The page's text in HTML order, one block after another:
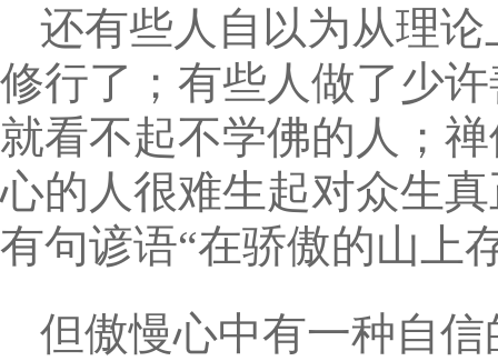
还有些人自以为从理
修行了；有些人做了少
就看不起不学佛的人；
心的人很难生起对众生
有句谚语“在骄傲的山上
但傲慢心中有一种自